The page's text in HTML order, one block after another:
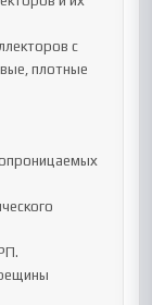
плотные